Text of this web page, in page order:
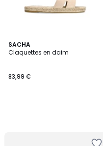
SACHA
Claquettes en daim
83,99 €